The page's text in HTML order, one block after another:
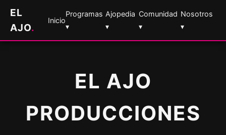
EL
AJO.
Inicio
Programas
▾
Ajopedia
▾
Comunidad
▾
Nosotros
▾
EL AJO
PRODUCCIONES